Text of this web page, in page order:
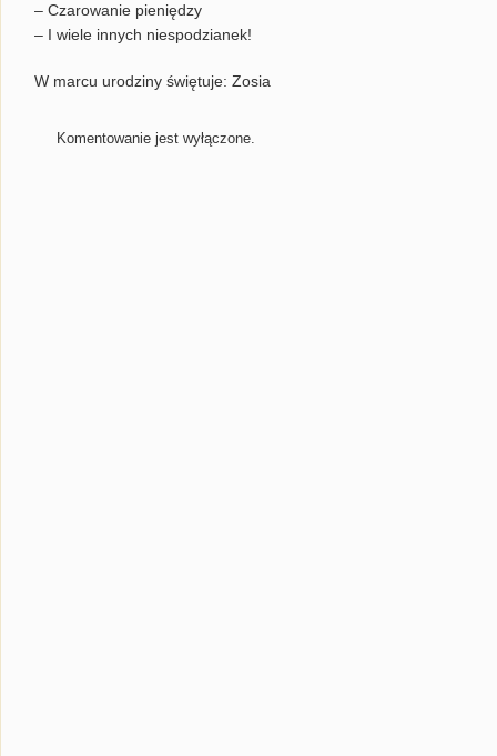
– Czarowanie pieniędzy
– I wiele innych niespodzianek!
W marcu urodziny świętuje: Zosia
Komentowanie jest wyłączone.